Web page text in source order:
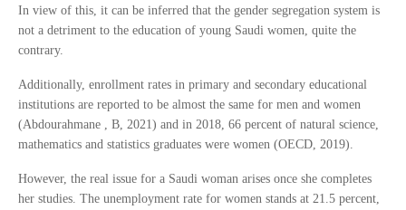
In view of this, it can be inferred that the gender segregation system is
not a detriment to the education of young Saudi women, quite the
contrary.
Additionally, enrollment rates in primary and secondary educational
institutions are reported to be almost the same for men and women
(Abdourahmane , B, 2021) and in 2018, 66 percent of natural science,
mathematics and statistics graduates were women (OECD, 2019).
However, the real issue for a Saudi woman arises once she completes
her studies. The unemployment rate for women stands at 21.5 percent,